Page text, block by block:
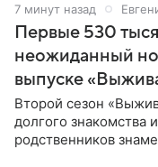
7 минут назад
Первые 530
неожиданный
выпуске
Второй сезон
долгого знакомства
родственников